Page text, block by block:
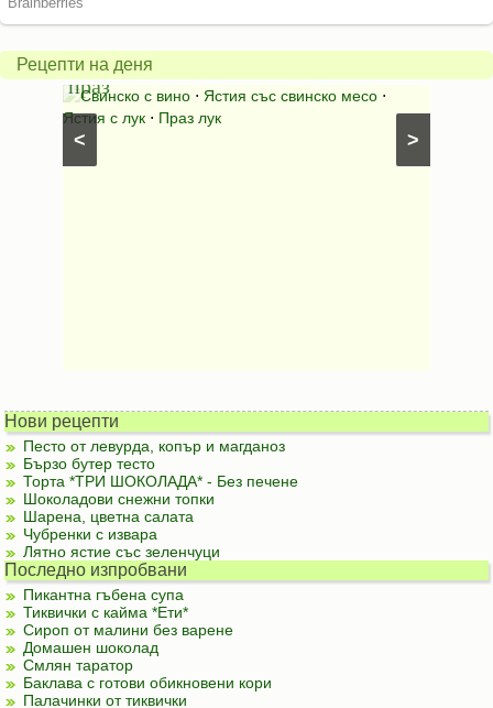
Рецепти на деня
>
<
Свинско
с
праз
Свинско с вино ⋅ Ястия със свинско месо ⋅
Ястия с лук ⋅ Праз лук
с
яйца
Нови рецепти
Песто от левурда, копър и магданоз
Бързо бутер тесто
Торта *ТРИ ШОКОЛАДА* - Без печене
Шоколадови снежни топки
Шарена, цветна салата
Чубренки с извара
Лятно ястие със зеленчуци
Последно изпробвани
Пикантна гъбена супа
Тиквички с кайма *Ети*
Сироп от малини без варене
Домашен шоколад
Смлян таратор
Баклава с готови обикновени кори
Палачинки от тиквички